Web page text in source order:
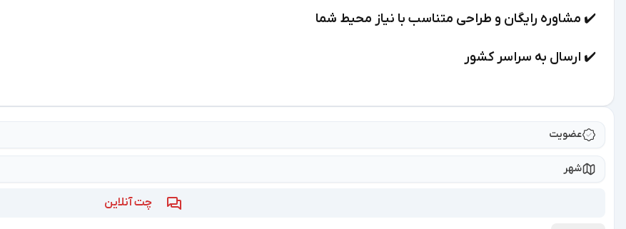
✔️ مشاوره رایگان و طراحی متناسب با نیاز محیط شما
✔️ ارسال به سراسر کشور
عضویت
شهر